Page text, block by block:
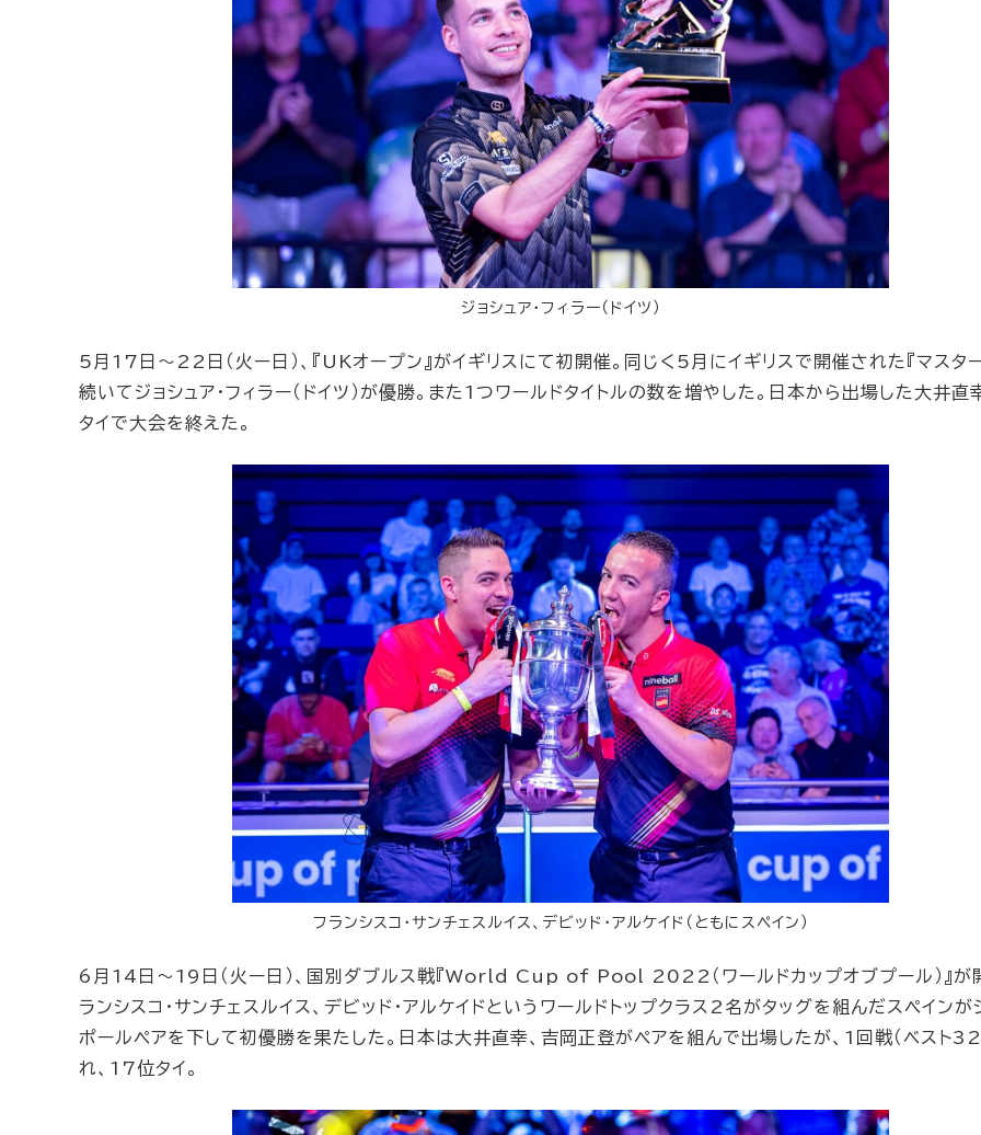
ジョシュア・フィラー（ドイツ）
5月17日～22日（火ー日）、『UKオープン』がイギリスにて初開催。同じく5月にイギリスで開催された『マスタ
続いてジョシュア・フィラー（ドイツ）が優勝。また1つワールドタイトルの数を増やした。日本から出場した大井
タイで大会を終えた。
フランシスコ・サンチェスルイス、デビッド・アルケイド（ともにスペイン）
6月14日〜19日（火ー日）、国別ダブルス戦『World Cup of Pool 2022（ワールドカップオブプール）』が
ランシスコ・サンチェスルイス、デビッド・アルケイドというワールドトップクラス2名がタッグを組んだスペインが
ポールペアを下して初優勝を果たした。日本は大井直幸、吉岡正登がペアを組んで出場したが、1回戦（ベスト32
れ、17位タイ。